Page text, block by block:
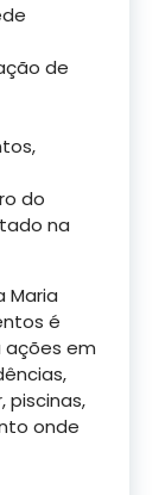
de
do
na
Maria
é
ações em
piscinas,
onde